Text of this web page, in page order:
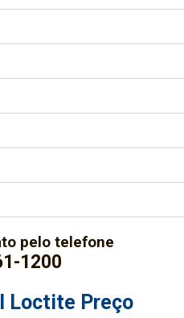
pelo telefone
1200
Loctite Preço